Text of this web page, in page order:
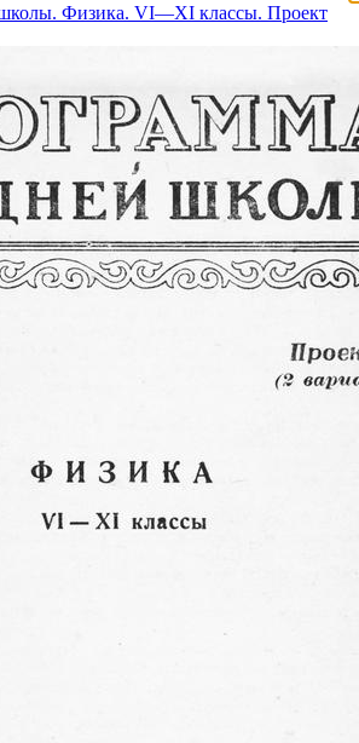
Физика. VI—XI классы. Проект